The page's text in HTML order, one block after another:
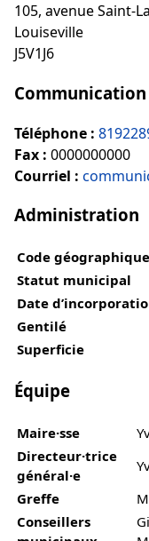
105, avenue Saint-
Louiseville
J5V1J6
Communication
Téléphone :
Fax : 0000000000
Courriel :
Administration
Code géographique
Statut municipal
Date
Gentilé
Superficie
Équipe
Maire·sse
Directeur·trice
général·e
Greffe
Conseillers